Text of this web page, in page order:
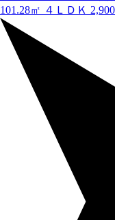
101.28㎡ ４ＬＤＫ